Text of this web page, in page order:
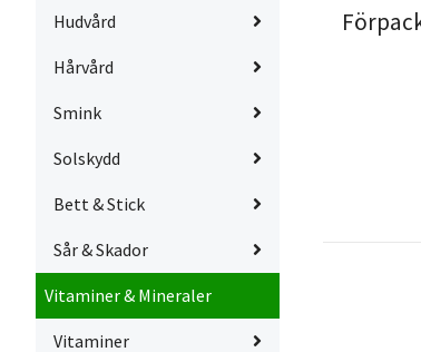
Hudvård
Hårvård
Smink
Solskydd
Bett & Stick
Sår & Skador
Vitaminer & Mineraler
Vitaminer